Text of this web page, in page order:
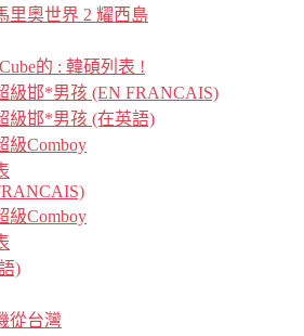
里奧世界 2 耀西島
的 : 韓碩列表 !
級邯*男孩 (EN FRANCAIS)
級邯*男孩 (在英語)
級Comboy
級Comboy
)
從台灣